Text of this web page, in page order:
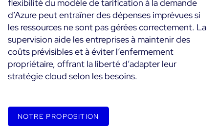
flexibilité du modèle de tarification à la demande
d’Azure peut entraîner des dépenses imprévues si
les ressources ne sont pas gérées correctement. La
supervision aide les entreprises à maintenir des
coûts prévisibles et à éviter l’enfermement
propriétaire, offrant la liberté d’adapter leur
stratégie cloud selon les besoins.
NOTRE PROPOSITION